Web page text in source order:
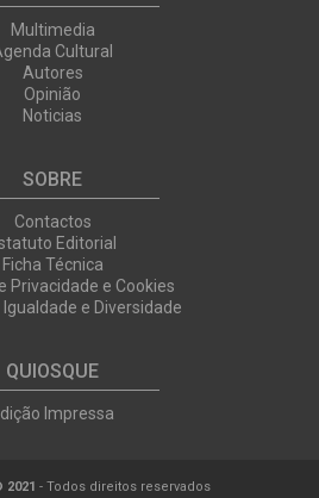
Multimedia
Cultural
Autores
Opinião
Noticias
SOBRE
Contactos
Editorial
Ficha Técnica
Privacidade e Cookies
Igualdade e Diversidade
QUIOSQUE
Impressa
2021 - Todos direitos reservados